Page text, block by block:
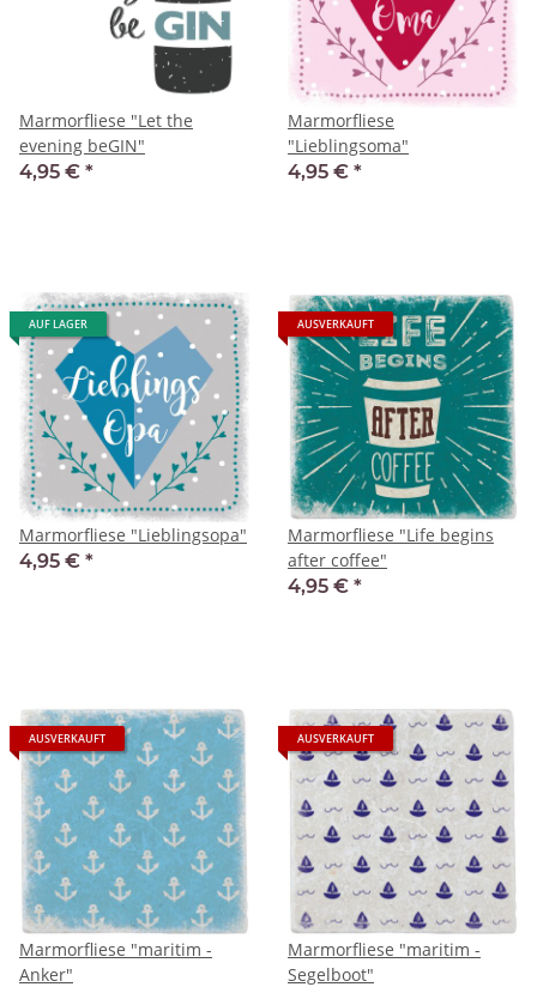
Marmorfliese "Let the
evening beGIN"
4,95 € *
Marmorfliese
"Lieblingsoma"
4,95 € *
AUF LAGER
Marmorfliese "Lieblingsopa"
4,95 € *
AUSVERKAUFT
Marmorfliese "Life begins
after coffee"
4,95 € *
AUSVERKAUFT
Marmorfliese "maritim -
Anker"
AUSVERKAUFT
Marmorfliese "maritim -
Segelboot"